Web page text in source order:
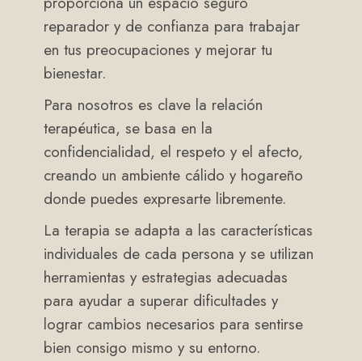
reparador y de confianza para trabajar
en tus preocupaciones y mejorar tu
bienestar.
Para nosotros es clave la relación
terapéutica, se basa en la
confidencialidad, el respeto y el afecto,
creando un ambiente cálido y hogareño
donde puedes expresarte libremente.
La terapia se adapta a las características
individuales de cada persona y se utilizan
herramientas y estrategias adecuadas
para ayudar a superar dificultades y
lograr cambios necesarios para sentirse
bien consigo mismo y su entorno.